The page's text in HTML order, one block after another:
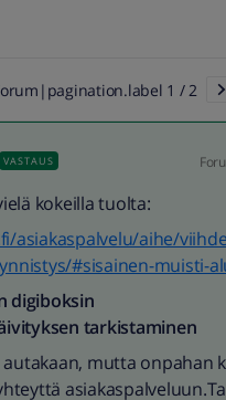
1 / 2
VASTAUS
kokeilla tuolta:
asiakaspalvelu/aihe/
#sisainen-muisti-
digiboksin
tarkistaminen
mutta onpahan